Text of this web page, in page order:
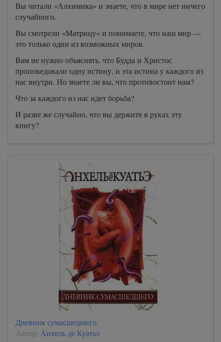
Вы читали «Алхимика» и знаете, что в мире нет ничего
случайного.
Вы смотрели «Матрицу» и понимаете, что наш мир —
это только один из возможных миров.
Вам не нужно объяснять, что Будда и Христос
проповедовали одну истину, и эта истина у каждого из
нас внутри. Но знаете ли вы, что противостоит нам?
Что за каждого из нас идет борьба?
И разве же случайно, что вы держите в руках эту
книгу?
Дневник сумасшедшего
Автор: Анхель де Куатьэ